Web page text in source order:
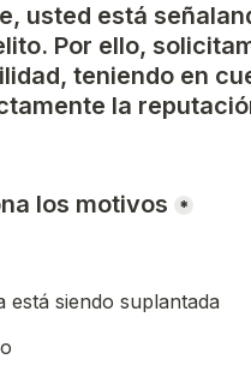
usted está
Por ello,
teniendo en
la
los motivos *
siendo suplantada